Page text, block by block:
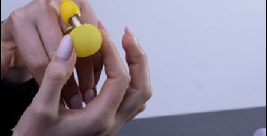
un produktu izvēles.